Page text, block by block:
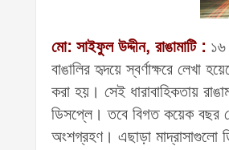
মো: সাইফুল উদ্দীন, রাঙামাটি : ১৬
বাঙালির হৃদয়ে স্বর্ণাক্ষরে
করা হয়। সেই ধারাবাহিকতায়
ডিসপ্লে। তবে বিগত কয়েক বছর
অংশগ্রহণ। এছাড়া